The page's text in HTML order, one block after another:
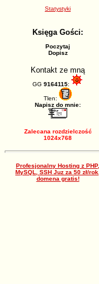
Statystyki
Księga Gości:
Poczytaj
Dopisz
Kontakt ze mną
GG 9164115:
Tlen:
Napisz do mnie:
Zalecana rozdzielczość
1024x768
Profesjonalny Hosting z PHP,
MySQL, SSH Juz za 50 zł/rok,
domena gratis!